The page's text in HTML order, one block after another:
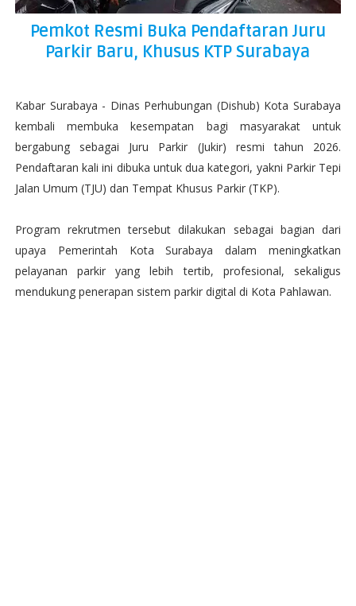
Pemkot Resmi Buka Pendaftaran Juru
Parkir Baru, Khusus KTP Surabaya
Kabar Surabaya - Dinas Perhubungan (Dishub) Kota Surabaya
kembali membuka kesempatan bagi masyarakat untuk
bergabung sebagai Juru Parkir (Jukir) resmi tahun 2026.
Pendaftaran kali ini dibuka untuk dua kategori, yakni Parkir Tepi
Jalan Umum (TJU) dan Tempat Khusus Parkir (TKP).
Program rekrutmen tersebut dilakukan sebagai bagian dari
upaya Pemerintah Kota Surabaya dalam meningkatkan
pelayanan parkir yang lebih tertib, profesional, sekaligus
mendukung penerapan sistem parkir digital di Kota Pahlawan.